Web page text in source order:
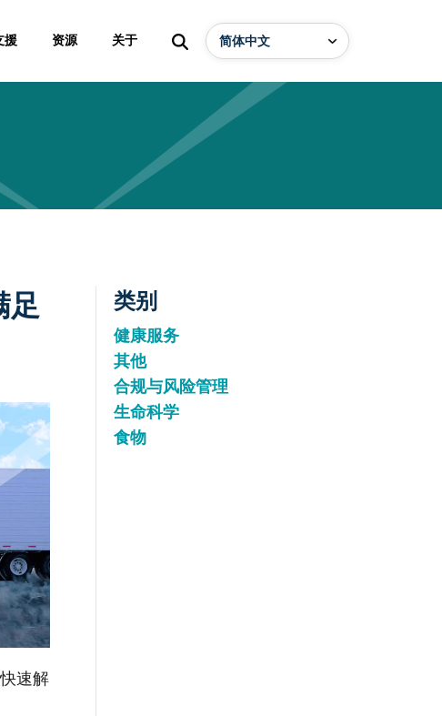
援 资源 关于
足
速解
类别
健康服务
其他
合规与风险管理
生命科学
食物